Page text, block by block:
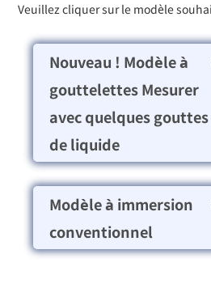
Veuillez cliquer sur le modèle
Nouveau ! Modèle à
gouttelettes Mesurer
avec quelques gouttes
de liquide
Modèle à immersion
conventionnel